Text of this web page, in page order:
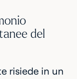
del
risiede in un